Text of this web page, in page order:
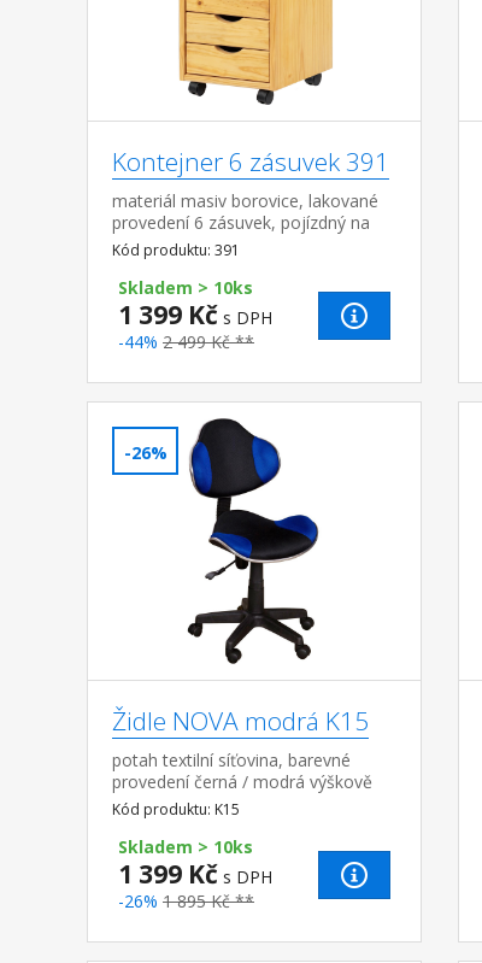
Kontejner 6 zásuvek 391
materiál masiv borovice, lakované
provedení 6 zásuvek, pojízdný na
kolečkách vnitřní rozměr zásuvky
(š/h/v) 26,7 × 32,5 × 6 cm
Kód produktu: 391
Skladem > 10ks
1 399 Kč s DPH
-44% 2 499 Kč **
-26%
Židle NOVA modrá K15
potah textilní síťovina, barevné
provedení černá / modrá výškově
nastavitelná, výška sedu 39-48 cm
nastavitelná tuhost opěrky zad,
výška opěrky 4...
Kód produktu: K15
Skladem > 10ks
1 399 Kč s DPH
-26% 1 895 Kč **